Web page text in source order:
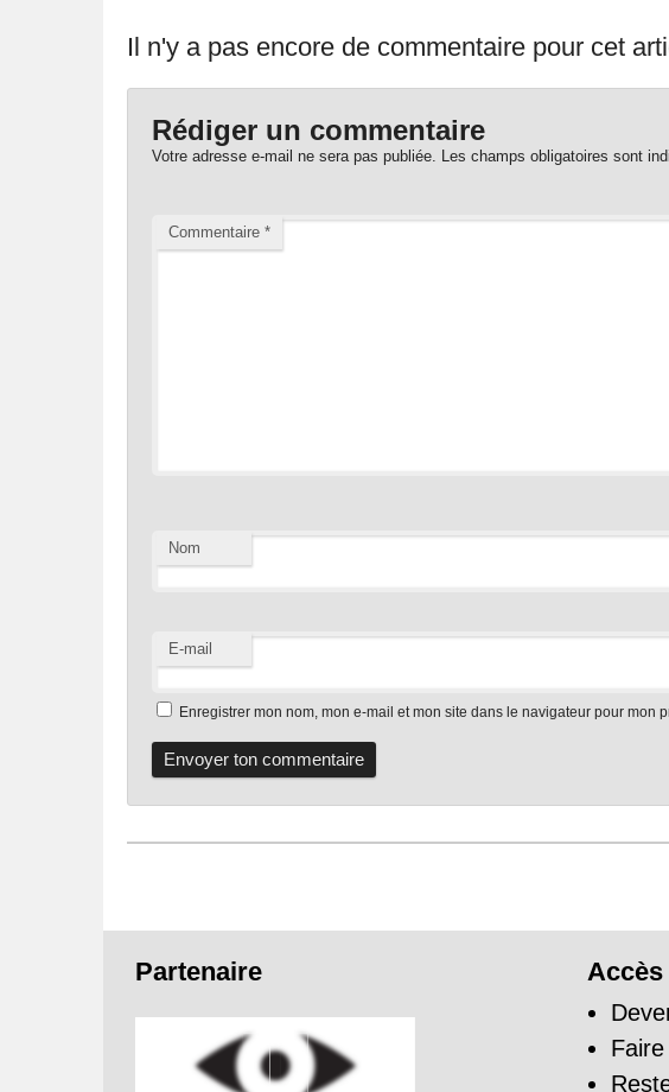
Il n'y a pas encore de commentaire pour cet
Rédiger un commentaire
Votre adresse e-mail ne sera pas publiée. Les champs obligatoires sont
Commentaire *
Nom
E-mail
Enregistrer mon nom, mon e-mail et mon site dans le navigateur pour mon
page
Partenaire